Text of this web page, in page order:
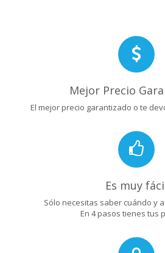
Mejor Precio
El mejor precio garantizado o te
Es muy
Sólo necesitas saber cuándo y
En 4 pasos tienes tus